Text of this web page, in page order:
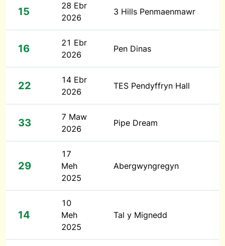
15
28 Ebr
2026
3 Hills Penmaenmawr
16
21 Ebr
2026
Pen Dinas
22
14 Ebr
2026
TES Pendyffryn Hall
33
7 Maw
2026
Pipe Dream
29
17
Meh
2025
Abergwyngregyn
14
10
Meh
2025
Tal y Mignedd